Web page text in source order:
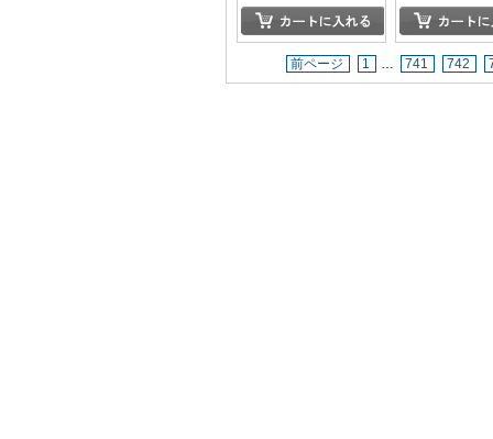
前ページ 1 … 741 742